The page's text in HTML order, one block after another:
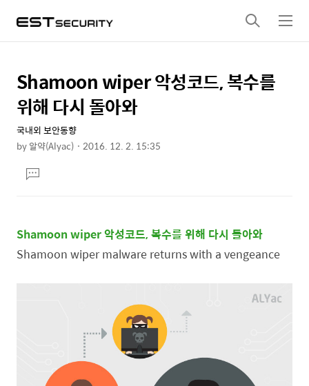
검
색
메
뉴
상
세
컨
텐
본
문
제
목
Shamoon wiper 악성코드, 복수를
위해 다시 돌아와
국내외 보안동향
by알약(Alyac) 2016. 12. 2. 15:35
문댓
글
Shamoon wiper 악성코드, 복수를 위해 다시 돌아와
Shamoon wiper malware returns with a vengeance